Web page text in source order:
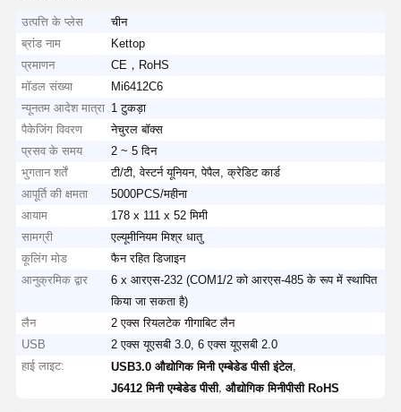
उत्पत्ति के प्लेस
चीन
ब्रांड नाम
Kettop
प्रमाणन
CE，RoHS
मॉडल संख्या
Mi6412C6
न्यूनतम आदेश मात्रा 1 टुकड़ा
पैकेजिंग विवरण
नेचुरल बॉक्स
प्रसव के समय
2 ~ 5 दिन
भुगतान शर्तें
टी/टी, वेस्टर्न यूनियन, पेपैल, क्रेडिट कार्ड
आपूर्ति की क्षमता
5000PCS/महीना
आयाम
178 x 111 x 52 मिमी
सामग्री
एल्यूमीनियम मिश्र धातु
कूलिंग मोड
फैन रहित डिजाइन
आनुक्रमिक द्वार
6 x आरएस-232 (COM1/2 को आरएस-485 के रूप में स्थापित
किया जा सकता है)
लैन
2 एक्स रियलटेक गीगाबिट लैन
USB
2 एक्स यूएसबी 3.0, 6 एक्स यूएसबी 2.0
हाई लाइट:
USB3.0 औद्योगिक मिनी एम्बेडेड पीसी इंटेल,
J6412 मिनी एम्बेडेड पीसी,औद्योगिक मिनीपीसी RoHS